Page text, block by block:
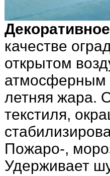
качестве
открытом
атмосферным
летняя жара.
текстиля,
Пожаро-,
Удерживает